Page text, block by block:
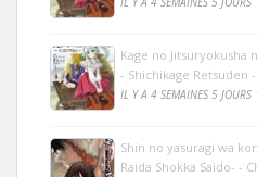
Kage no Jitsuryokusha
- Shichikage Retsuden
IL Y A 4 SEMAINES 5 JOURS
Shin no yasuragi wa
Raida Shokka Saido- -